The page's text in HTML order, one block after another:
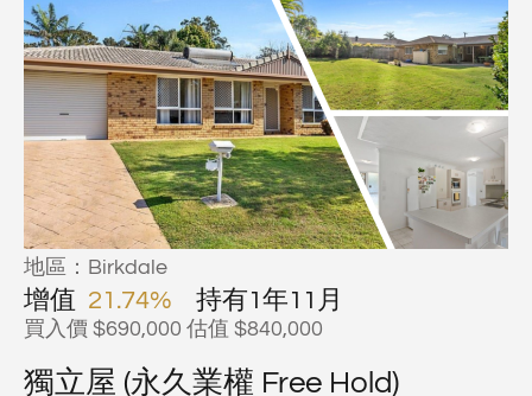
地區：Birkdale
增值 21.74% 持有1年11月
買入價 $690,000 估值 $840,000
獨立屋 (永久業權 Free Hold)